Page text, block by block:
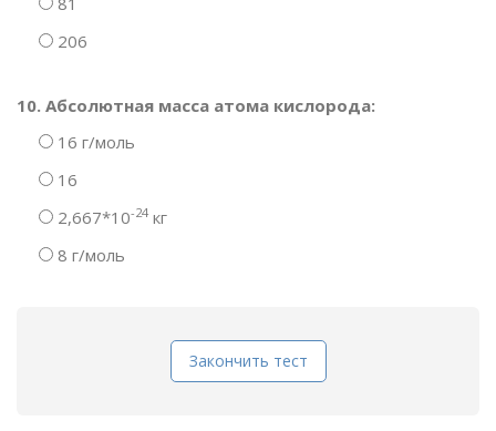
206
10. Абсолютная масса атома кислорода:
16 г/моль
16
2,667*10-24 кг
8 г/моль
Закончить тест